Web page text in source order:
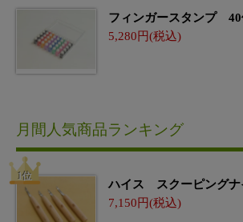
フィンガースタンプ 40
5,280
月間人気商品ランキング
ハイス スクーピングナ
7,150